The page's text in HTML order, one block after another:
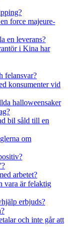
force majeure-
en leverans?
i Kina har
felansvar?
konsumenter vid
halloweensaker
bil såld till en
om
arbetet?
vara är felaktig
erbjuds?
och inte går att